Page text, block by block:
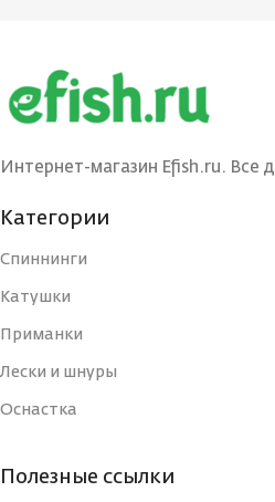
Интернет-магазин Efish.ru. Все
Категории
Спиннинги
Катушки
Приманки
Лески и шнуры
Оснастка
Полезные ссылки